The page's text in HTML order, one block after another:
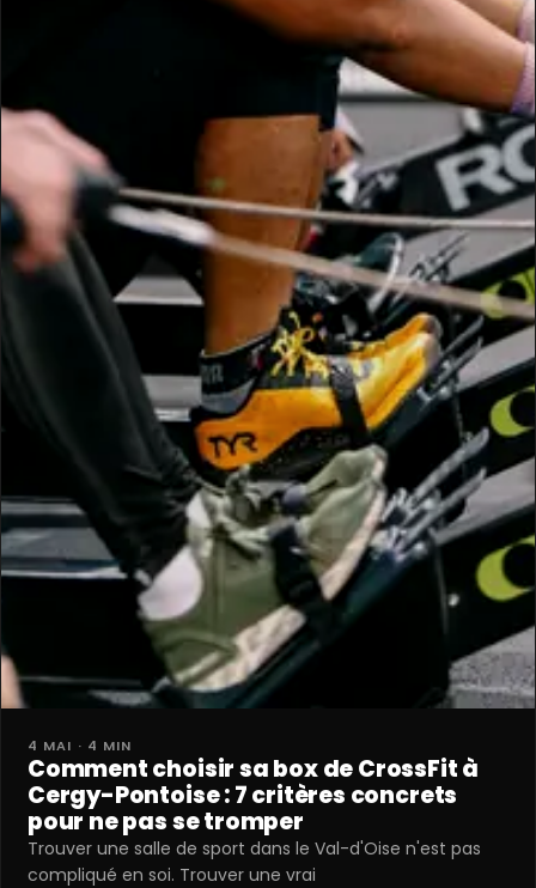
4 MAI · 4 MIN
Comment choisir sa box de CrossFit à
Cergy-Pontoise : 7 critères concrets
pour ne pas se tromper
Trouver une salle de sport dans le Val-d'Oise n'est pas
compliqué en soi. Trouver une vrai